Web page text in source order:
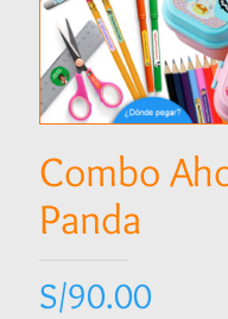
Combo
Panda
S/90.00